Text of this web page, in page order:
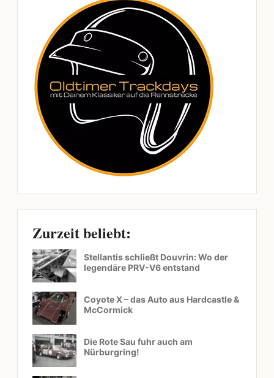
Zurzeit beliebt:
Stellantis schließt Douvrin: Wo der
legendäre PRV-V6 entstand
Coyote X – das Auto aus Hardcastle &
McCormick
Die Rote Sau fuhr auch am
Nürburgring!